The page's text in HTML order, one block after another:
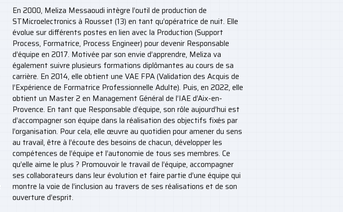
En 2000, Meliza Messaoudi intègre l’outil de production de
STMicroelectronics à Rousset (13) en tant qu’opératrice de nuit. Elle
évolue sur différents postes en lien avec la Production (Support
Process, Formatrice, Process Engineer) pour devenir Responsable
d’équipe en 2017. Motivée par son envie d’apprendre, Meliza va
également suivre plusieurs formations diplômantes au cours de sa
carrière. En 2014, elle obtient une VAE FPA (Validation des Acquis de
l’Expérience de Formatrice Professionnelle Adulte). Puis, en 2022, elle
obtient un Master 2 en Management Général de l’IAE d’Aix-en-
Provence. En tant que Responsable d’équipe, son rôle aujourd’hui est
d’accompagner son équipe dans la réalisation des objectifs fixés par
l’organisation. Pour cela, elle œuvre au quotidien pour amener du sens
au travail, être à l’écoute des besoins de chacun, développer les
compétences de l’équipe et l’autonomie de tous ses membres. Ce
qu’elle aime le plus ? Promouvoir le travail de l’équipe, accompagner
ses collaborateurs dans leur évolution et faire partie d’une équipe qui
montre la voie de l’inclusion au travers de ses réalisations et de son
ouverture d’esprit.